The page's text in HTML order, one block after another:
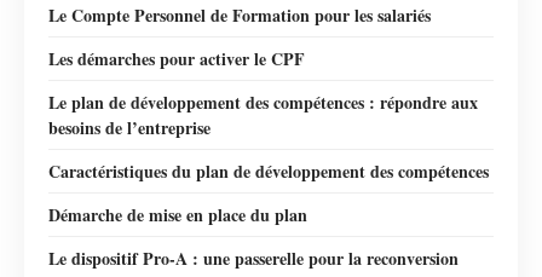
Le Compte Personnel de Formation pour les salariés
Les démarches pour activer le CPF
Le plan de développement des compétences : répondre aux
besoins de l’entreprise
Caractéristiques du plan de développement des compétences
Démarche de mise en place du plan
Le dispositif Pro-A : une passerelle pour la reconversion